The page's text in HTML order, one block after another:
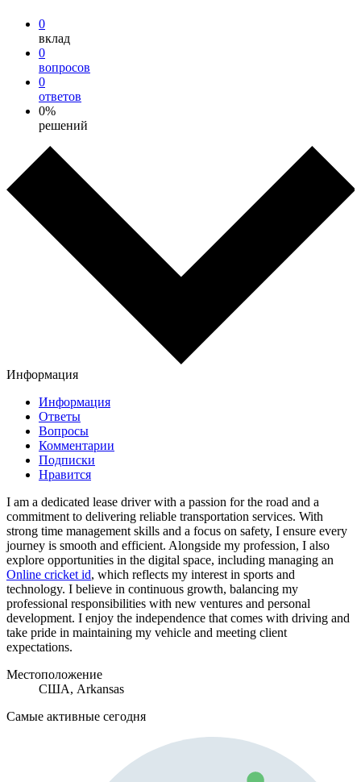
0
вклад
0
вопросов
0
ответов
0%
решений
Информация
Информация
Ответы
Вопросы
Комментарии
Подписки
Нравится
I am a dedicated lease driver with a passion for the road and a
commitment to delivering reliable transportation services. With
strong time management skills and a focus on safety, I ensure every
journey is smooth and efficient. Alongside my profession, I also
explore opportunities in the digital space, including managing an
Online cricket id, which reflects my interest in sports and
technology. I believe in continuous growth, balancing my
professional responsibilities with new ventures and personal
development. I enjoy the independence that comes with driving and
take pride in maintaining my vehicle and meeting client
expectations.
Местоположение
США, Arkansas
Самые активные сегодня